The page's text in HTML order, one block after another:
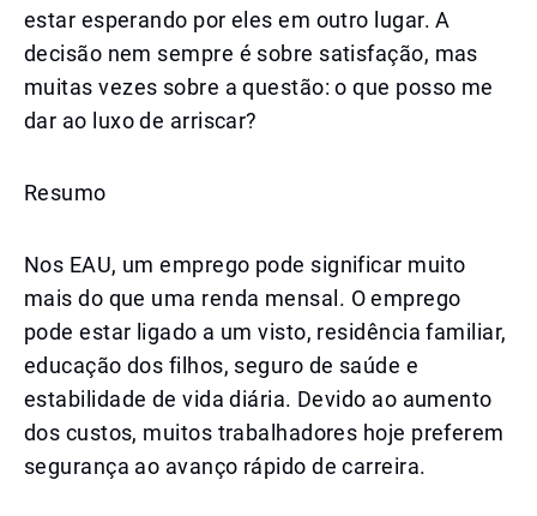
estar esperando por eles em outro lugar. A
decisão nem sempre é sobre satisfação, mas
muitas vezes sobre a questão: o que posso me
dar ao luxo de arriscar?
Resumo
Nos EAU, um emprego pode significar muito
mais do que uma renda mensal. O emprego
pode estar ligado a um visto, residência familiar,
educação dos filhos, seguro de saúde e
estabilidade de vida diária. Devido ao aumento
dos custos, muitos trabalhadores hoje preferem
segurança ao avanço rápido de carreira.